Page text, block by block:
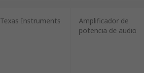
Texas Instruments
Amplificador de
potencia de audio